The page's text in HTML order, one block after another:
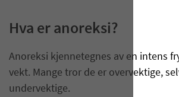
Hva er anoreksi?
Anoreksi kjennetegnes av en intens
vekt. Mange tror de er overvektige,
undervektige.